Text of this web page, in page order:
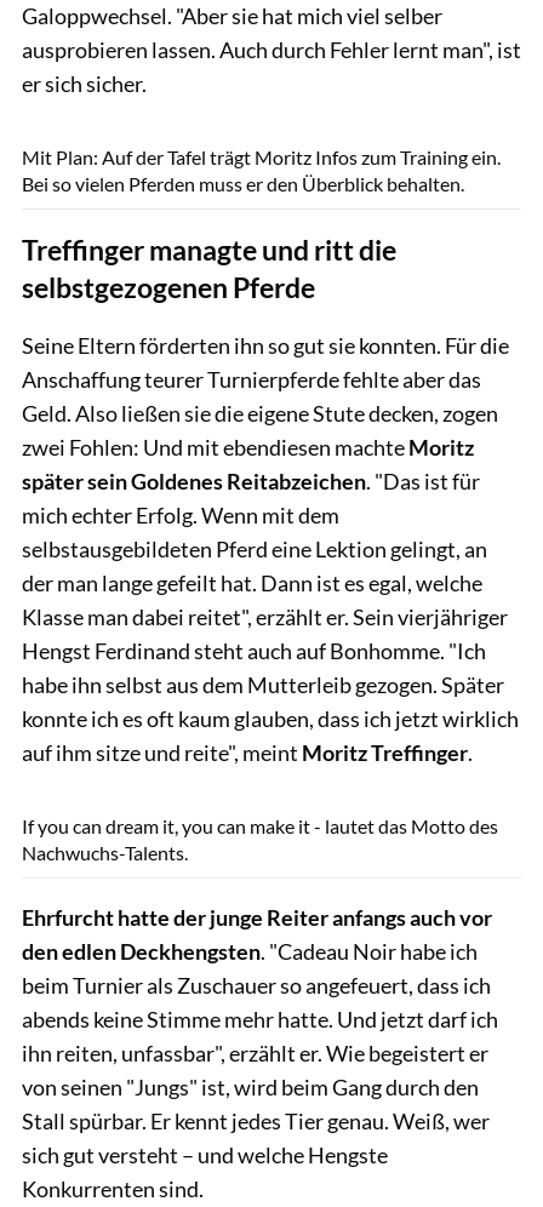
Galoppwechsel. "Aber sie hat mich viel selber
ausprobieren lassen. Auch durch Fehler lernt man", ist
er sich sicher.
Mit Plan: Auf der Tafel trägt Moritz Infos zum Training ein.
Bei so vielen Pferden muss er den Überblick behalten.
Treffinger managte und ritt die
selbstgezogenen Pferde
Seine Eltern förderten ihn so gut sie konnten. Für die
Anschaffung teurer Turnierpferde fehlte aber das
Geld. Also ließen sie die eigene Stute decken, zogen
zwei Fohlen: Und mit ebendiesen machteMoritz
später sein Goldenes Reitabzeichen. "Das ist für
mich echter Erfolg. Wenn mit dem
selbstausgebildeten Pferd eine Lektion gelingt, an
der man lange gefeilt hat. Dann ist es egal, welche
Klasse man dabei reitet", erzählt er. Sein vierjähriger
Hengst Ferdinand steht auch auf Bonhomme. "Ich
habe ihn selbst aus dem Mutterleib gezogen. Später
konnte ich es oft kaum glauben, dass ich jetzt wirklich
auf ihm sitze und reite", meint Moritz Treffinger.
If you can dream it, you can make it - lautet das Motto des
Nachwuchs-Talents.
Ehrfurcht hatte der junge Reiter anfangs auch vor
den edlen Deckhengsten. "Cadeau Noir habe ich
beim Turnier als Zuschauer so angefeuert, dass ich
abends keine Stimme mehr hatte. Und jetzt darf ich
ihn reiten, unfassbar", erzählt er. Wie begeistert er
von seinen "Jungs" ist, wird beim Gang durch den
Stall spürbar. Er kennt jedes Tier genau. Weiß, wer
sich gut versteht – und welche Hengste
Konkurrenten sind.